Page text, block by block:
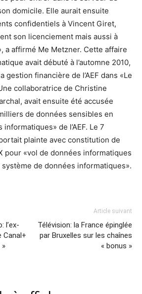
domicile. Elle aurait ensuite
confidentiels à Vincent Giret,
son licenciement mais aussi à
a affirmé Me Metzner. Cette affaire
avait débuté à l’automne 2010,
gestion financière de l’AEF dans «Le
collaboratrice de Christine
avait ensuite été accusée
de données sensibles en
de l’AEF. Le 7
plainte avec constitution de
pour «vol de données informatiques
de données informatiques».
l’ex-
Canal+
Article suivant
Télévision: la France épinglée
par Bruxelles sur les chaînes
« bonus »